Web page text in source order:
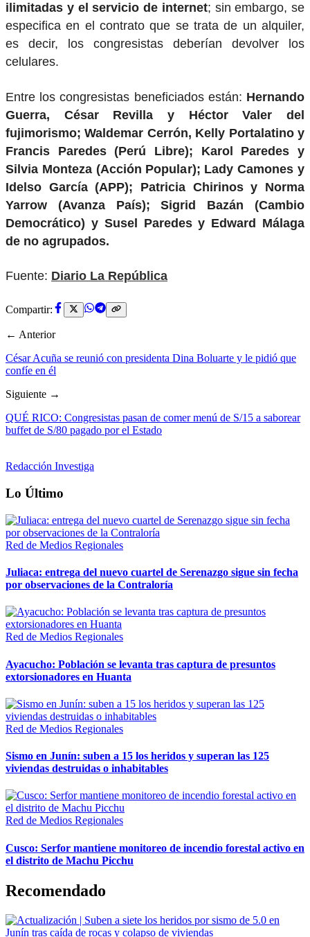
ilimitadas y el servicio de internet; sin embargo, se
especifica en el contrato que se trata de un alquiler,
es decir, los congresistas deberían devolver los
celulares.
Entre los congresistas beneficiados están: Hernando
Guerra, César Revilla y Héctor Valer del
fujimorismo; Waldemar Cerrón, Kelly Portalatino y
Francis Paredes (Perú Libre); Karol Paredes y
Silvia Monteza (Acción Popular); Lady Camones y
Idelso García (APP); Patricia Chirinos y Norma
Yarrow (Avanza País); Sigrid Bazán (Cambio
Democrático) y Susel Paredes y Edward Málaga
de no agrupados.
Fuente: Diario La República
Compartir:
← Anterior
César Acuña se reunió con presidenta Dina Boluarte y le pidió que
confíe en él
Siguiente →
QUÉ RICO: Congresistas pasan de comer menú de S/15 a saborear
buffet de S/80 pagado por el Estado
Redacción Investiga
Lo Último
Red de Medios Regionales
Juliaca: entrega del nuevo cuartel de Serenazgo sigue sin fecha
por observaciones de la Contraloría
Red de Medios Regionales
Ayacucho: Población se levanta tras captura de presuntos
extorsionadores en Huanta
Red de Medios Regionales
Sismo en Junín: suben a 15 los heridos y superan las 125
viviendas destruidas o inhabitables
Red de Medios Regionales
Cusco: Serfor mantiene monitoreo de incendio forestal activo en
el distrito de Machu Picchu
Recomendado